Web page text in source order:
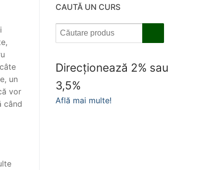
un
vor
când
CAUTĂ UN CURS
Direcționează 2% sau
3,5%
Află mai multe!